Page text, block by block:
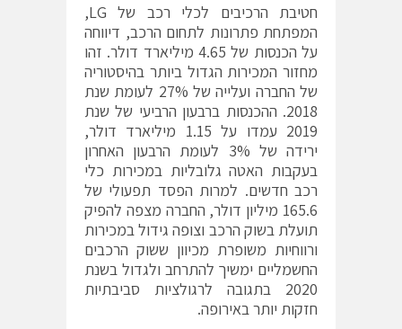
חטיבת הרכיבים לכלי רכב של LG,
המפתחת פתרונות לתחום הרכב, דיווחה
על הכנסות של 4.65 מיליארד דולר. זהו
מחזור המכירות הגדול ביותר בהיסטוריה
של החברה ועלייה של 27% לעומת שנת
2018. ההכנסות ברבעון הרביעי של שנת
2019 עמדו על 1.15 מיליארד דולר,
ירידה של 3% לעומת הרבעון האחרון
בעקבות האטה גלובליות במכירות כלי
רכב חדשים. למרות הפסד תפעולי של
165.6 מיליון דולר, החברה מצפה להפיק
תועלת בשוק הרכב וצופה גידול במכירות
ורווחיות משופרת מכיוון ששוק הרכבים
החשמליים ימשיך להתרחב ולגדול בשנת
2020 בתגובה לרגולציות סביבתיות
חזקות יותר באירופה.